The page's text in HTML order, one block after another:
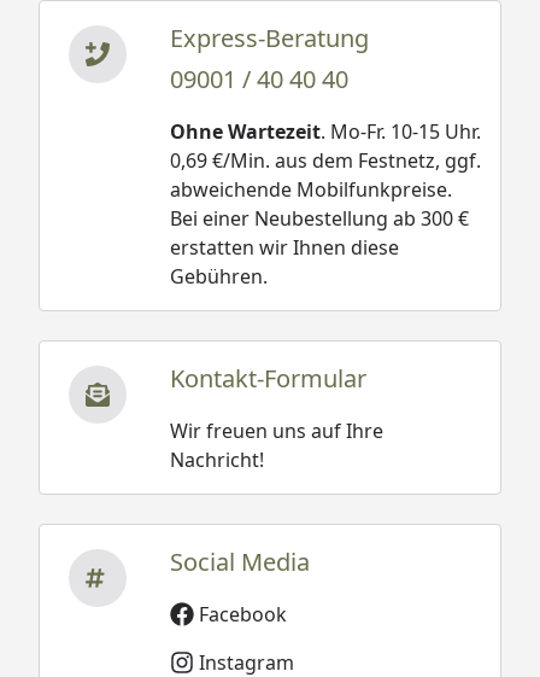
Express-Beratung
09001 / 40 40 40
Ohne Wartezeit. Mo-Fr. 10-15 Uhr.
0,69 €/Min. aus dem Festnetz, ggf.
abweichende Mobilfunkpreise.
Bei einer Neubestellung ab 300 €
erstatten wir Ihnen diese
Gebühren.
Kontakt-Formular
Wir freuen uns auf Ihre
Nachricht!
Social Media
Facebook
Instagram